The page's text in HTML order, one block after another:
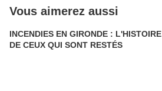
Vous aimerez aussi
INCENDIES EN GIRONDE : L'HISTOIRE
DE CEUX QUI SONT RESTÉS